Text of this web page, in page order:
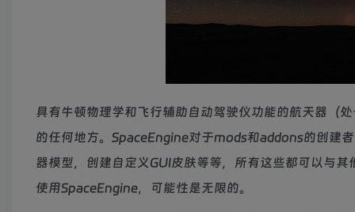
具有牛顿物理学和飞行辅助自动驾驶仪功能的航天器（
的任何地方。SpaceEngine对于mods和addons的创建
器模型，创建自定义GUI皮肤等等，所有这些都可以与其
使用SpaceEngine，可能性是无限的。